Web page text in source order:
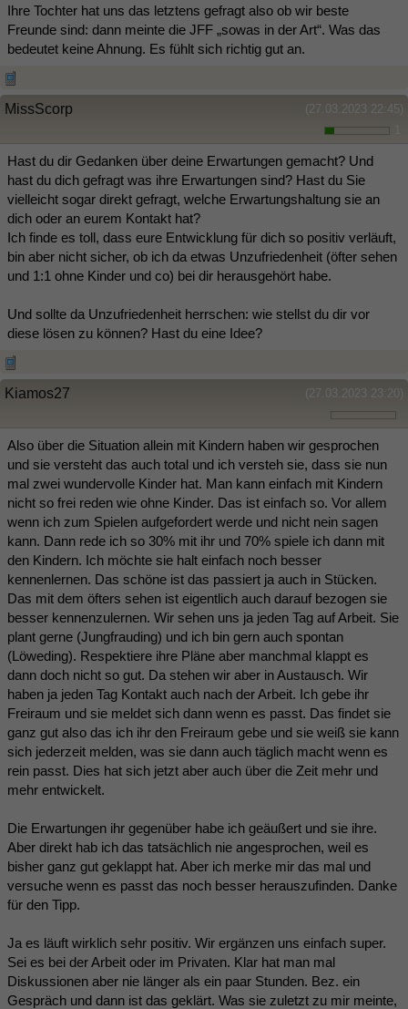
Ihre Tochter hat uns das letztens gefragt also ob wir beste
Freunde sind: dann meinte die JFF „sowas in der Art“. Was das
bedeutet keine Ahnung. Es fühlt sich richtig gut an.
(27.03.2023 22:45)
MissScorp
Hast du dir Gedanken über deine Erwartungen gemacht? Und
hast du dich gefragt was ihre Erwartungen sind? Hast du Sie
vielleicht sogar direkt gefragt, welche Erwartungshaltung sie an
dich oder an eurem Kontakt hat?
Ich finde es toll, dass eure Entwicklung für dich so positiv verläuft,
bin aber nicht sicher, ob ich da etwas Unzufriedenheit (öfter sehen
und 1:1 ohne Kinder und co) bei dir herausgehört habe.
Und sollte da Unzufriedenheit herrschen: wie stellst du dir vor
diese lösen zu können? Hast du eine Idee?
(27.03.2023 23:20)
Kiamos27
Also über die Situation allein mit Kindern haben wir gesprochen
und sie versteht das auch total und ich versteh sie, dass sie nun
mal zwei wundervolle Kinder hat. Man kann einfach mit Kindern
nicht so frei reden wie ohne Kinder. Das ist einfach so. Vor allem
wenn ich zum Spielen aufgefordert werde und nicht nein sagen
kann. Dann rede ich so 30% mit ihr und 70% spiele ich dann mit
den Kindern. Ich möchte sie halt einfach noch besser
kennenlernen. Das schöne ist das passiert ja auch in Stücken.
Das mit dem öfters sehen ist eigentlich auch darauf bezogen sie
besser kennenzulernen. Wir sehen uns ja jeden Tag auf Arbeit. Sie
plant gerne (Jungfrauding) und ich bin gern auch spontan
(Löweding). Respektiere ihre Pläne aber manchmal klappt es
dann doch nicht so gut. Da stehen wir aber in Austausch. Wir
haben ja jeden Tag Kontakt auch nach der Arbeit. Ich gebe ihr
Freiraum und sie meldet sich dann wenn es passt. Das findet sie
ganz gut also das ich ihr den Freiraum gebe und sie weiß sie kann
sich jederzeit melden, was sie dann auch täglich macht wenn es
rein passt. Dies hat sich jetzt aber auch über die Zeit mehr und
mehr entwickelt.
Die Erwartungen ihr gegenüber habe ich geäußert und sie ihre.
Aber direkt hab ich das tatsächlich nie angesprochen, weil es
bisher ganz gut geklappt hat. Aber ich merke mir das mal und
versuche wenn es passt das noch besser herauszufinden. Danke
für den Tipp.
Ja es läuft wirklich sehr positiv. Wir ergänzen uns einfach super.
Sei es bei der Arbeit oder im Privaten. Klar hat man mal
Diskussionen aber nie länger als ein paar Stunden. Bez. ein
Gespräch und dann ist das geklärt. Was sie zuletzt zu mir meinte,